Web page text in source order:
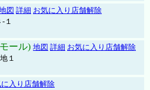
図 詳細 お気に入り店舗解除
１
ール) 地図 詳細 お気に入り店舗解除
１
に入り店舗解除